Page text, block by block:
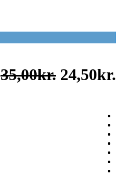
35,00kr. 24,50kr.